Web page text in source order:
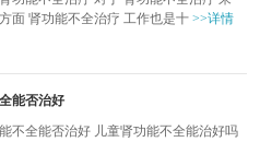
面 肾功能不全治疗 工作也是十 >>详情
能否治好
不全能否治好 儿童肾功能不全能治好吗